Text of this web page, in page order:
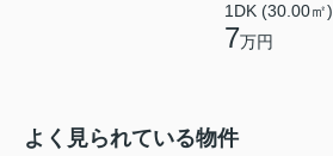
1DK (30.00㎡)
7万円
よく見られている物件